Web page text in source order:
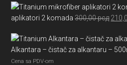
aplikatori 2 komada 300,00рсд
je
bila:
Alkantara – čistač za alkantaru –
Cena sa PDV-om